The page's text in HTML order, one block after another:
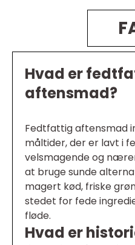
Hvad er
aftensmad?
Fedtfattig aftensmad
måltider, der er lavt i
velsmagende og
at bruge sunde
magert kød, friske
stedet for fede
fløde.
Hvad er